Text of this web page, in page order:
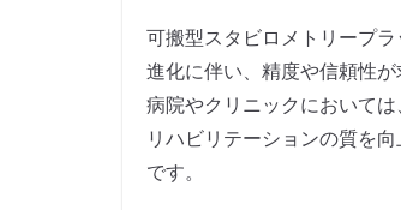
可搬型スタビロメトリープ
進化に伴い、精度や信頼性
病院やクリニックにおいて
リハビリテーションの質を
です。